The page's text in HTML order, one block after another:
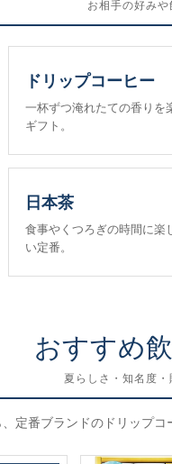
お相手の好み
ドリップコーヒー
一杯ずつ淹れたての香りを
ギフト。
日本茶
食事やくつろぎの時間に楽
い定番。
おすすめ
夏らしさ・知名度
定番ブランドのドリップ